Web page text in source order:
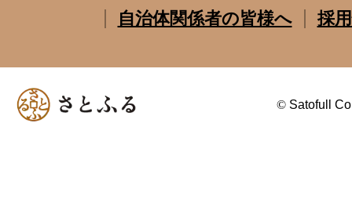
自治体関係者の皆様へ
採
© Satofull